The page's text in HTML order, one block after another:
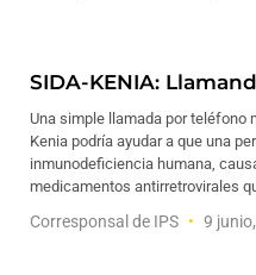
SIDA-KENIA:
Una simple llamada por teléfono
Kenia podría ayudar a que una
inmunodeficiencia humana,
medicamentos antirretrovirales
Corresponsal de IPS 9